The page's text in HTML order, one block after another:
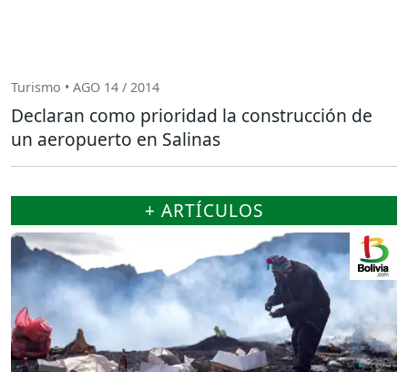
Turismo • AGO 14 / 2014
Declaran como prioridad la construcción de
un aeropuerto en Salinas
+ ARTÍCULOS